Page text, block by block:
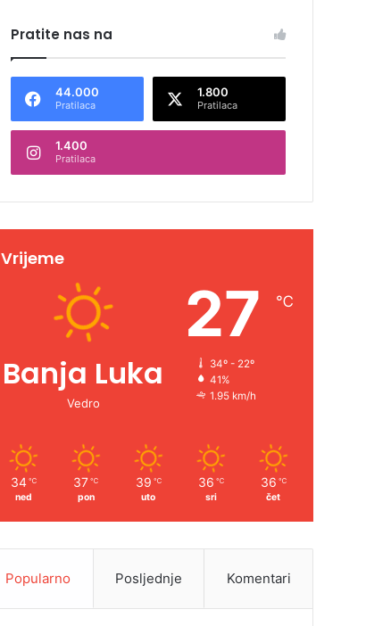
Pratite nas na
44.000
Pratilaca
1.800
Pratilaca
1.400
Pratilaca
Vrijeme
Banja Luka
Vedro
27 ℃
34º - 22º
41%
1.95 km/h
34 ℃
ned
37 ℃
pon
39 ℃
uto
36 ℃
sri
36 ℃
čet
Popularno Posljednje Komentari